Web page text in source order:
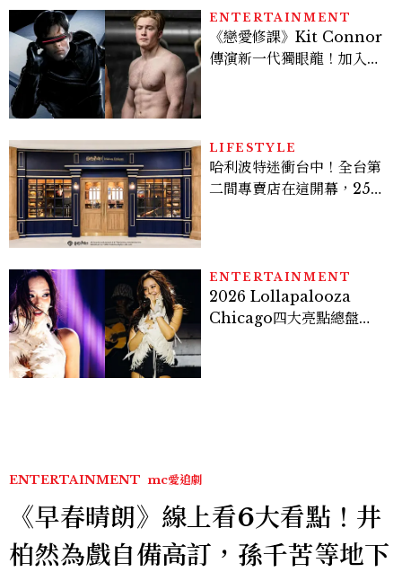
ENTERTAINMENT
《戀愛修課》Kit Connor
傳演新一代獨眼龍！加入新
LIFESTYLE
哈利波特迷衝台中！全台第
二間專賣店在這開幕，25週
ENTERTAINMENT
2026 Lollapalooza
Chicago四大亮點總盤
ENTERTAINMENT mc愛追劇
《早春晴朗》線上看6大看點！井
柏然為戲自備高訂，孫千苦等地下